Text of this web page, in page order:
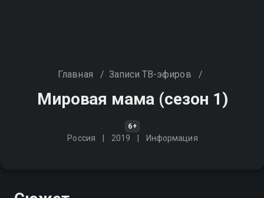
Главная / Записи ТВ-эфиров /
Мировая мама (сезон 1)
6+
Россия 2019 Информация